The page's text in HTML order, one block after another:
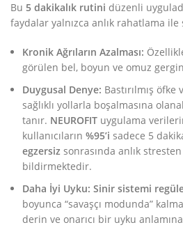
Bu 5 dakikalık rutini düzenli
faydalar yalnızca anlık rahatlama ile
Kronik Ağrıların Azalması:
görülen bel, boyun ve omuz
Duygusal Denye: Bastırılmış
sağlıklı yollarla boşalmasına
tanır. NEUROFIT uygulama
kullanıcıların %95’i sadece 5
egzersiz sonrasında anlık
bildirmektedir.
Daha İyi Uyku: Sinir sistemi
boyunca “savaşçı modunda”
derin ve onarıcı bir uyku